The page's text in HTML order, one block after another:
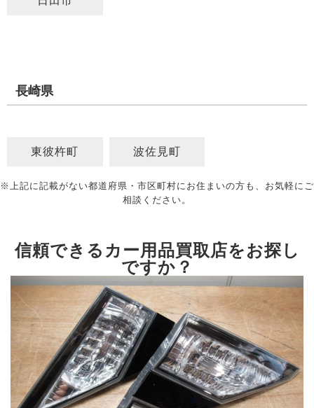
長崎県
東彼杵町 波佐見町
※上記に記載がない都道府県・市区町村にお住まいの方も、お気軽にご
相談ください。
信頼できるカー用品買取店をお探し
ですか？